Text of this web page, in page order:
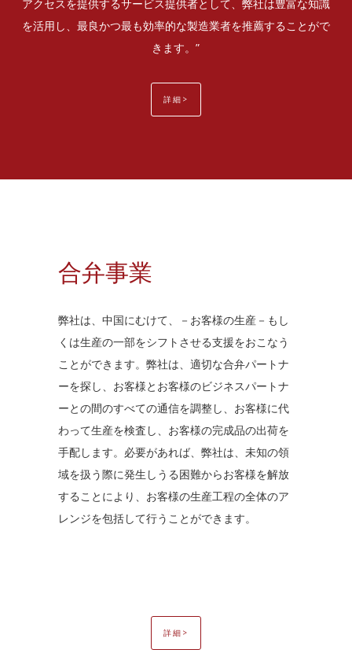
アクセスを提供するサービス提供者として、弊社は豊富な知識
を活用し、最良かつ最も効率的な製造業者を推薦することがで
きます。”
詳細>
合弁事業
弊社は、中国にむけて、－お客様の生産－もし
くは生産の一部をシフトさせる支援をおこなう
ことができます。弊社は、適切な合弁パートナ
ーを探し、お客様とお客様のビジネスパートナ
ーとの間のすべての通信を調整し、お客様に代
わって生産を検査し、お客様の完成品の出荷を
手配します。必要があれば、弊社は、未知の領
域を扱う際に発生しうる困難からお客様を解放
することにより、お客様の生産工程の全体のア
レンジを包括して行うことができます。
詳細>